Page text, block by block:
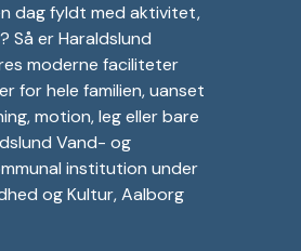
dag fyldt med aktivitet,
Så er Haraldslund
moderne faciliteter
for hele familien, uanset
motion, leg eller bare
Vand- og
institution under
og Kultur, Aalborg